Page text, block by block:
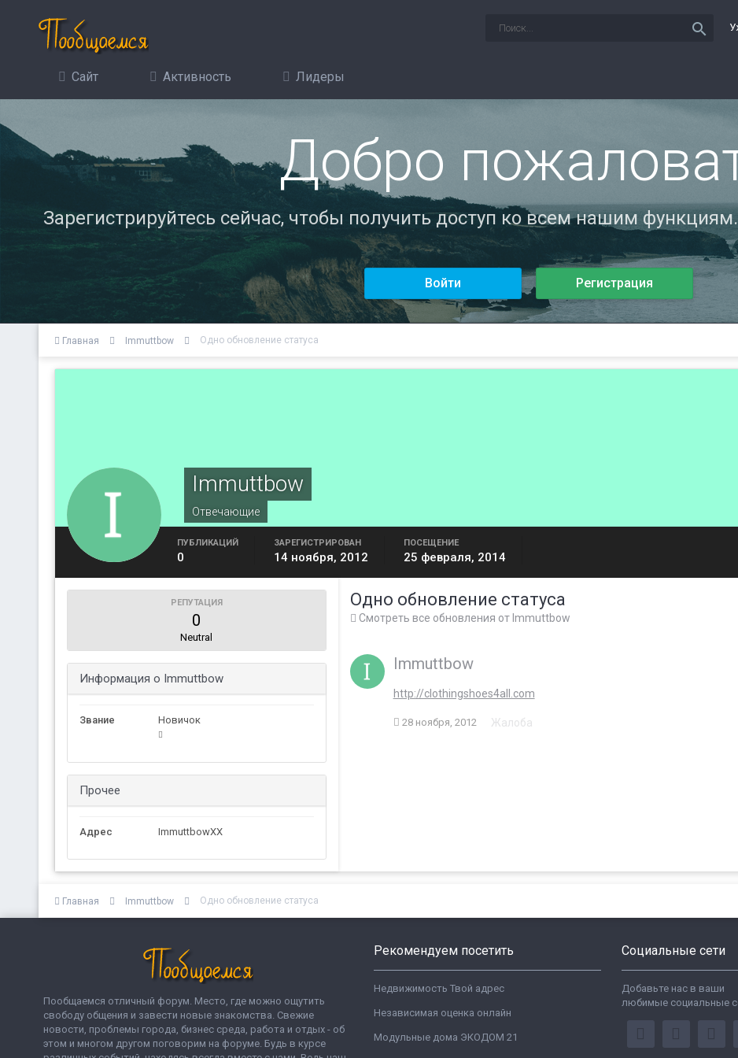
search
Сайт Активность Лидеры
Добро
Зарегистрируйтесь сейчас, чтобы получить доступ ко всем нашим
Войти Регистрация
Главная Immuttbow Одно обновление статуса
Immuttbow
Отвечающие
ПУБЛИКАЦИЙ
0
ЗАРЕГИСТРИРОВАН
14 ноября, 2012
ПОСЕЩЕНИЕ
25 февраля, 2014
РЕПУТАЦИЯ
0
Neutral
Информация о Immuttbow
Звание Новичок
Прочее
Адрес ImmuttbowXX
Одно обновление статуса
Смотреть все обновления от Immuttbow
Immuttbow
http://clothingshoes4all.com
28 ноября, 2012 Жалоба
Главная Immuttbow Одно обновление статуса
Пообщаемся отличный форум. Место, где можно ощутить
свободу общения и завести новые знакомства. Свежие
новости, проблемы города, бизнес среда, работа и отдых - об
этом и многом другом поговорим на форуме. Будь в курсе
Рекомендуем посетить
Недвижимость Твой адрес
Независимая оценка онлайн
Модульные дома ЭКОДОМ 21
Социальные сети
Добавьте нас в ваши
любимые социальные